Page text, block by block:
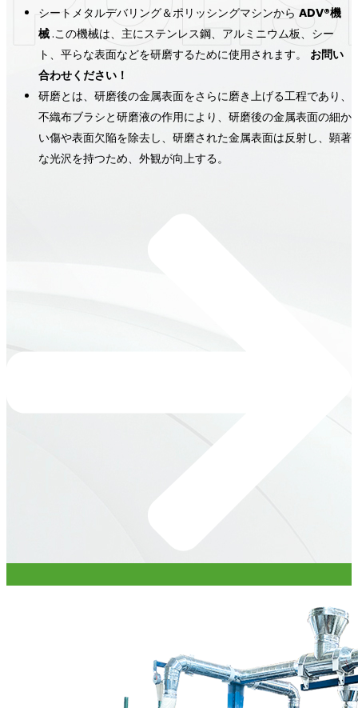
シートメタルデバリング＆ポリッシングマシンから ADV®機
械.この機械は、主にステンレス鋼、アルミニウム板、シー
ト、平らな表面などを研磨するために使用されます。 お問い
合わせください！
研磨とは、研磨後の金属表面をさらに磨き上げる工程であり、
不織布ブラシと研磨液の作用により、研磨後の金属表面の細か
い傷や表面欠陥を除去し、研磨された金属表面は反射し、顕著
な光沢を持つため、外観が向上する。